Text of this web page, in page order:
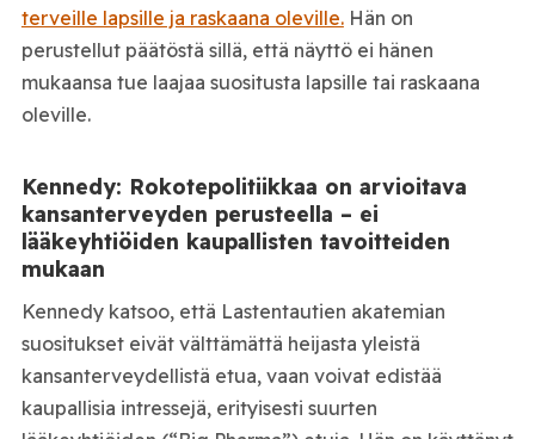
terveille lapsille ja raskaana oleville.Hän on
perustellut päätöstä sillä, että näyttö ei hänen
mukaansa tue laajaa suositusta lapsille tai raskaana
oleville.
Kennedy: Rokotepolitiikkaa on arvioitava
kansanterveyden perusteella – ei
lääkeyhtiöiden kaupallisten tavoitteiden
mukaan
Kennedy katsoo, että Lastentautien akatemian
suositukset eivät välttämättä heijasta yleistä
kansanterveydellistä etua, vaan voivat edistää
kaupallisia intressejä, erityisesti suurten